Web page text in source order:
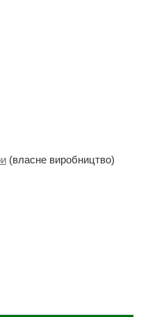
(власне виробництво)